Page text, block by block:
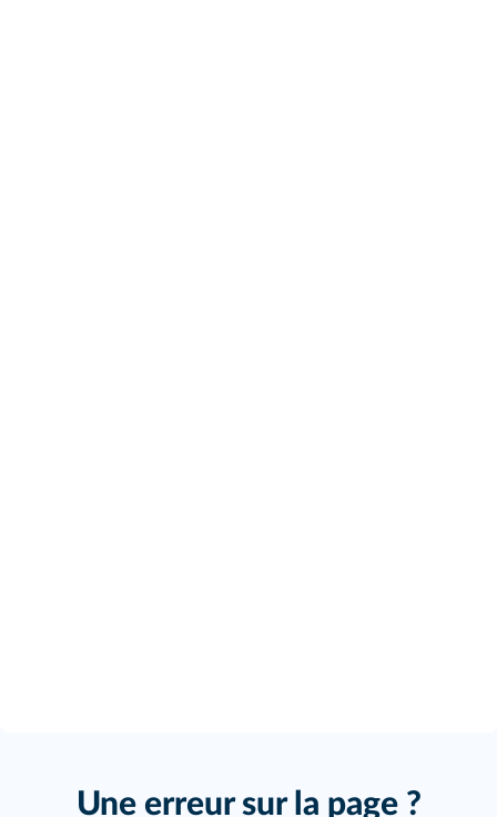
Une erreur sur la page ?